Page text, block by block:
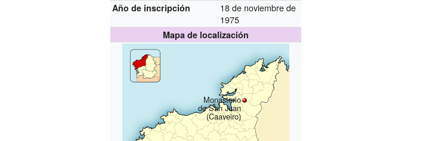
Año de inscripción
18 de noviembre de
1975
Mapa de localización
Monasterio
de San Juan
(Caaveiro)